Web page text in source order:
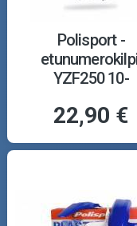
Polisport -
YZF250 10-
22,90 €